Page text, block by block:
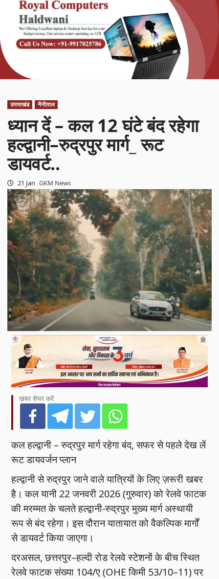
उत्तराखंड नैनीताल
ध्यान दें – कल 12 घंटे बंद रहेगा
हल्द्वानी–रुद्रपुर मार्ग_ रूट
डायवर्ट..
21 Jan GKM News
ख़बर शेयर करें
कल हल्द्वानी – रुद्रपुर मार्ग रहेगा बंद, सफर से पहले देख लें
रूट डायवर्जन प्लान
हल्द्वानी से रुद्रपुर जाने वाले यात्रियों के लिए ज़रूरी खबर
है। कल यानी 22 जनवरी 2026 (गुरुवार) को रेलवे फाटक
की मरम्मत के चलते हल्द्वानी-रुद्रपुर मुख्य मार्ग अस्थायी
रूप से बंद रहेगा। इस दौरान यातायात को वैकल्पिक मार्गों
से डायवर्ट किया जाएगा।
दरअसल, छत्तरपुर–हल्दी रोड रेलवे स्टेशनों के बीच स्थित
रेलवे फाटक संख्या 104/ए (OHE किमी 53/10–11) पर